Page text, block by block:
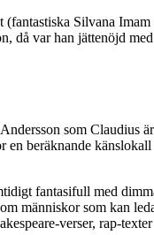
Silvana
var han jättenöjd
som Claudius
beräknande
fantasifull med
människor som kan
verser, rap-